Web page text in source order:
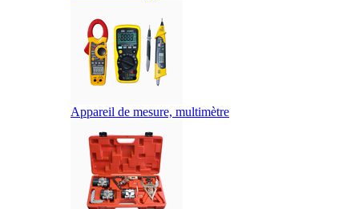
Appareil de mesure, multimètre